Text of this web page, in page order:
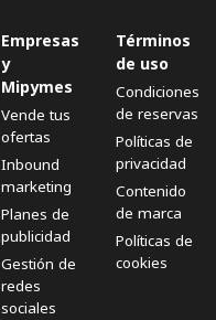
Empresas
y
Mipymes
Vende tus
ofertas
Inbound
marketing
Planes de
publicidad
Gestión de
redes
sociales
Términos
de uso
Condiciones
de reservas
Políticas de
privacidad
Contenido
de marca
Políticas de
cookies